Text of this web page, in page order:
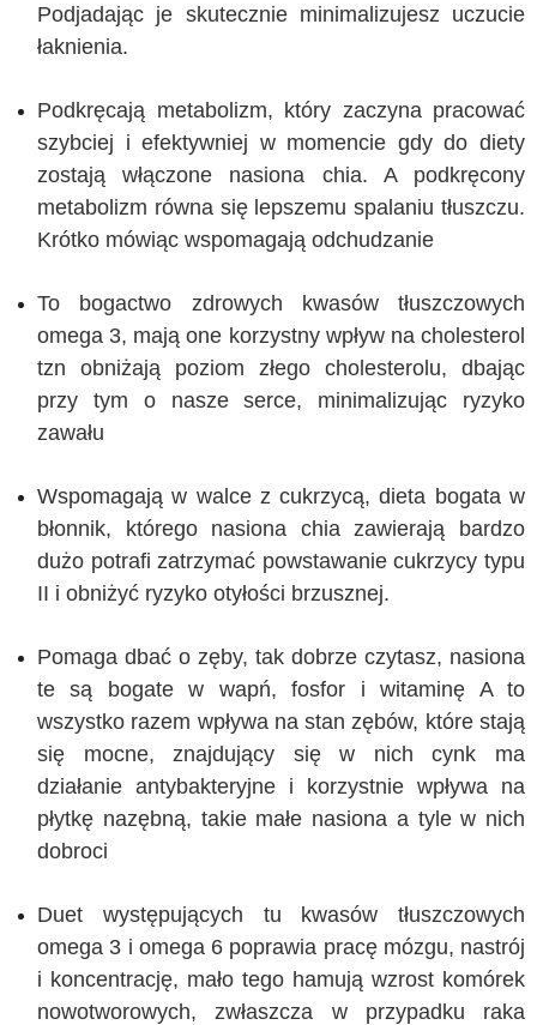
Podjadając je skutecznie minimalizujesz uczucie
łaknienia.
Podkręcają metabolizm, który zaczyna pracować
szybciej i efektywniej w momencie gdy do diety
zostają włączone nasiona chia. A podkręcony
metabolizm równa się lepszemu spalaniu tłuszczu.
Krótko mówiąc wspomagają odchudzanie
To bogactwo zdrowych kwasów tłuszczowych
omega 3, mają one korzystny wpływ na cholesterol
tzn obniżają poziom złego cholesterolu, dbając
przy tym o nasze serce, minimalizując ryzyko
zawału
Wspomagają w walce z cukrzycą, dieta bogata w
błonnik, którego nasiona chia zawierają bardzo
dużo potrafi zatrzymać powstawanie cukrzycy typu
II i obniżyć ryzyko otyłości brzusznej.
Pomaga dbać o zęby, tak dobrze czytasz, nasiona
te są bogate w wapń, fosfor i witaminę A to
wszystko razem wpływa na stan zębów, które stają
się mocne, znajdujący się w nich cynk ma
działanie antybakteryjne i korzystnie wpływa na
płytkę nazębną, takie małe nasiona a tyle w nich
dobroci
Duet występujących tu kwasów tłuszczowych
omega 3 i omega 6 poprawia pracę mózgu, nastrój
i koncentrację, mało tego hamują wzrost komórek
nowotworowych, zwłaszcza w przypadku raka